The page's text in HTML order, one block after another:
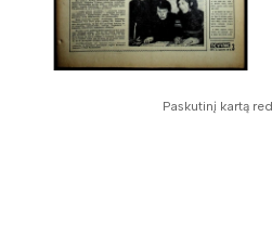
Paskutinį kartą